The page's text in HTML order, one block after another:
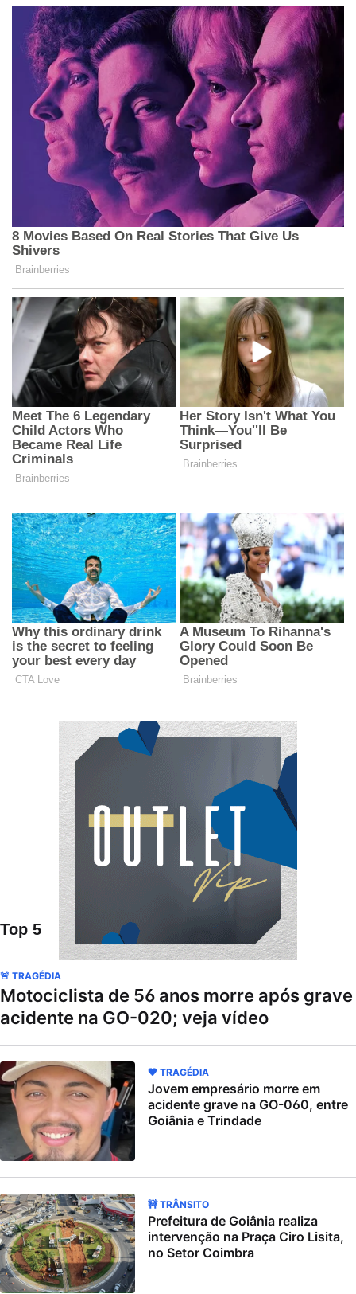
Top 5
🚨 TRAGÉDIA
Motociclista de 56 anos morre após grave
acidente na GO-020; veja vídeo
🖤 TRAGÉDIA
Jovem empresário morre em
acidente grave na GO-060, entre
Goiânia e Trindade
🚧 TRÂNSITO
Prefeitura de Goiânia realiza
intervenção na Praça Ciro Lisita,
no Setor Coimbra